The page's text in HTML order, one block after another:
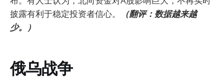
披露有利于稳定投资者信心。
（翻评：数据越来越
少。）
俄乌战争